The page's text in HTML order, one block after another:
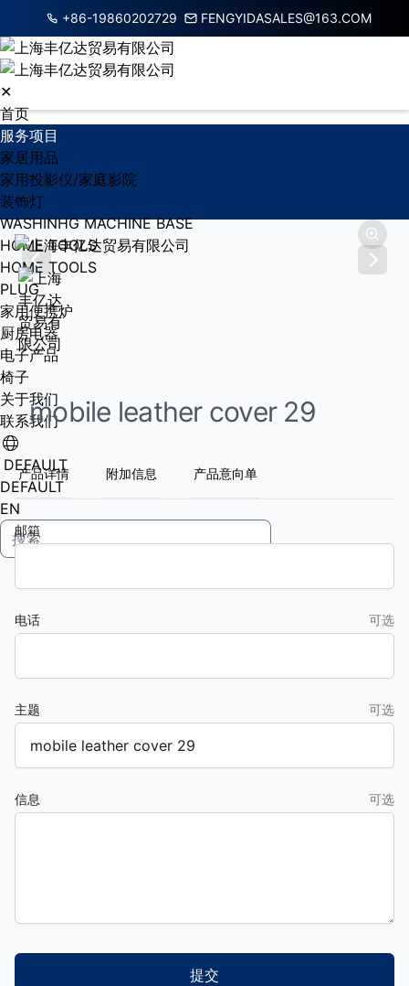
+86-19860202729 FENGYIDASALES@163.COM
✕
首页
服务项目
家居用品
家用投影仪/家庭影院
装饰灯
WASHINHG MACHINE BASE
HOME TOOLS
HOME TOOLS
PLUG
家用便携炉
厨房电器
电子产品
椅子
关于我们
联系我们
DEFAULT
DEFAULT
EN
mobile leather cover 29
产品详情 附加信息 产品意向单
邮箱
电话 可选
主题 可选
信息 可选
提交